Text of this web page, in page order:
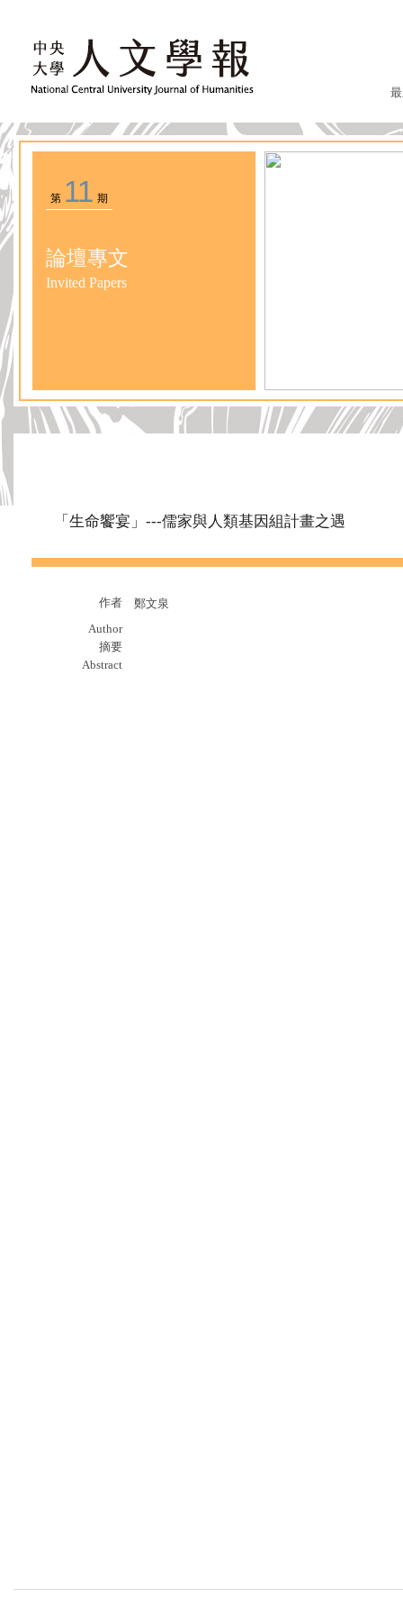
第 11期
論壇專文
Invited Papers
「生命饗宴」---儒家與人類基因組計畫之遇
作者
鄭文泉
Author
摘要
Abstract